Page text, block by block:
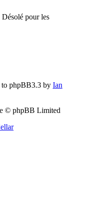
pour les
phpBB3.3 by Ian
© phpBB Limited